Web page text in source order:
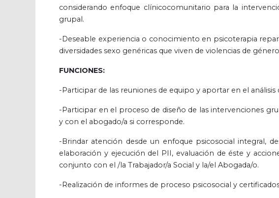
considerando enfoque clínicocomunitario para la
grupal.
-Deseable experiencia o conocimiento en psicoterapia
diversidades sexo genéricas que viven de violencias de
FUNCIONES:
-Participar de las reuniones de equipo y aportar en el análisis
-Participar en el proceso de diseño de las intervenciones
y con el abogado/a si corresponde.
-Brindar atención desde un enfoque psicosocial integral,
elaboración y ejecución del PII, evaluación de éste y
conjunto con el /la Trabajador/a Social y la/el Abogada/o.
-Realización de informes de proceso psicosocial y